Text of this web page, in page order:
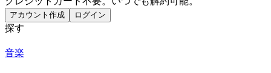
アカウント作成 ログイン
探す
音楽